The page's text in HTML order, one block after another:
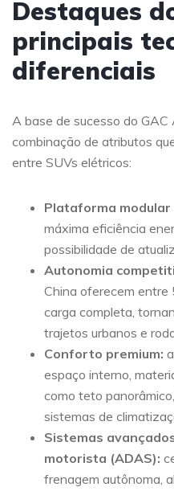
Destaques
principais
diferenciais
A base de sucesso do GAC
combinação de atributos
entre SUVs elétricos:
Plataforma modular
máxima eficiência
possibilidade de
Autonomia
China oferecem
carga completa,
trajetos urbanos e
Conforto premium:
espaço interno,
como teto
sistemas de
Sistemas
motorista (ADAS):
frenagem autônoma,